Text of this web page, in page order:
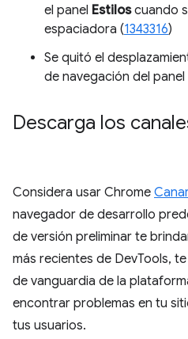
el panel Estiloscuando
espaciadora (1343316)
Se quitó el
de navegación del panel
Descarga los
Considera usar Chrome
navegador de desarrollo
de versión preliminar te
más recientes de DevTools,
de vanguardia de la
encontrar problemas en tu
tus usuarios.